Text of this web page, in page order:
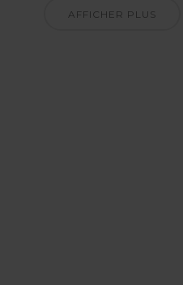
AFFICHER PLUS